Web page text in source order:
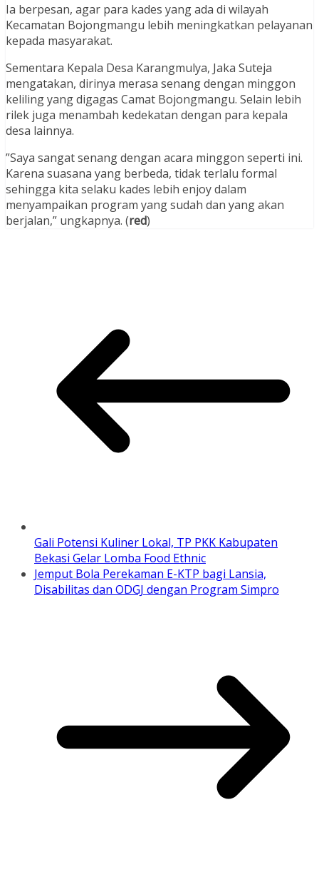
Ia berpesan, agar para kades yang ada di wilayah
Kecamatan Bojongmangu lebih meningkatkan pelayanan
kepada masyarakat.
Sementara Kepala Desa Karangmulya, Jaka Suteja
mengatakan, dirinya merasa senang dengan minggon
keliling yang digagas Camat Bojongmangu. Selain lebih
rilek juga menambah kedekatan dengan para kepala
desa lainnya.
”Saya sangat senang dengan acara minggon seperti ini.
Karena suasana yang berbeda, tidak terlalu formal
sehingga kita selaku kades lebih enjoy dalam
menyampaikan program yang sudah dan yang akan
berjalan,” ungkapnya. (red)
Gali Potensi Kuliner Lokal, TP PKK Kabupaten
Bekasi Gelar Lomba Food Ethnic
Jemput Bola Perekaman E-KTP bagi Lansia,
Disabilitas dan ODGJ dengan Program Simpro